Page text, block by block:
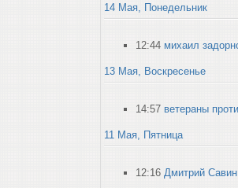
14 Мая, Понедельник
12:44 михаил
13 Мая, Воскресенье
14:57 ветераны
11 Мая, Пятница
12:16 Дмитрий